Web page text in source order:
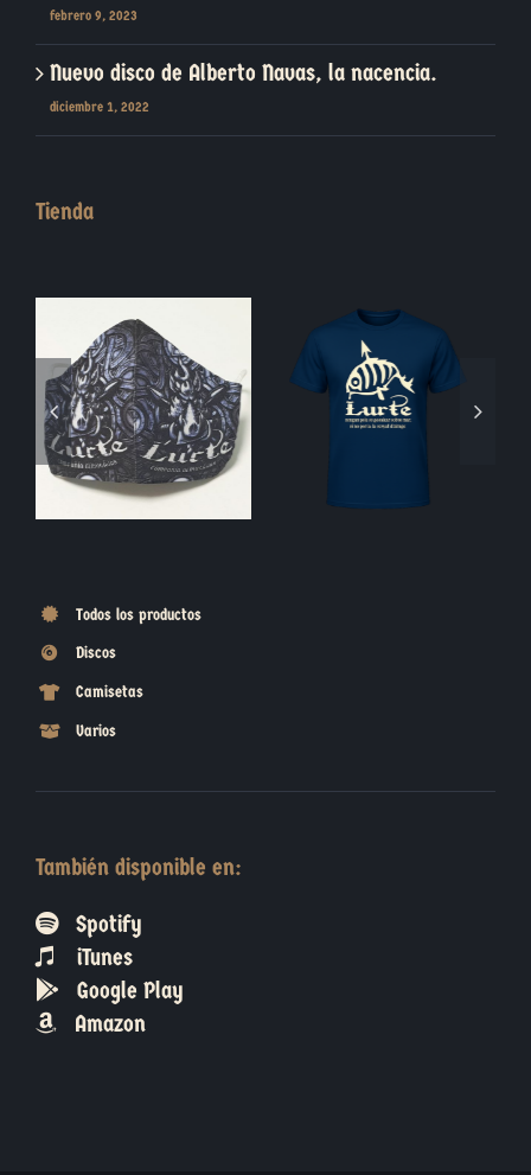
febrero 9, 2023
Nuevo disco de Alberto Navas, la nacencia.
diciembre 1, 2022
Tienda
Blasón Piedra Moneda Jabalí
Todos los productos
Discos
Camisetas
Varios
También disponible en:
Spotify
iTunes
Google Play
Amazon